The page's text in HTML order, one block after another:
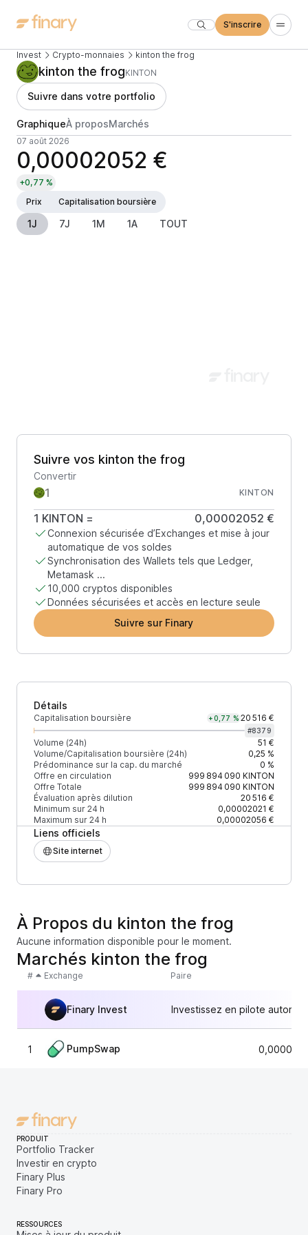
S'inscrire
Invest Crypto-monnaies kinton the frog
kinton the frogKINTON
Suivre dans votre portfolio
GraphiqueÀ proposMarchés
07 août 2026
0,00002052 €
+0,77 %
Prix
Capitalisation boursière
1J 7J 1M 1A TOUT
Suivre vos kinton the frog
Convertir
KINTON
1 KINTON = 0,00002052 €
Connexion sécurisée d’Exchanges et mise à jour
automatique de vos soldes
Synchronisation des Wallets tels que Ledger,
Metamask ...
10,000 cryptos disponibles
Données sécurisées et accès en lecture seule
Suivre sur Finary
Détails
Capitalisation boursière +0,77 % 20 516 €
#8379
Volume (24h)
51 €
Volume/Capitalisation boursière (24h)
0,25 %
Prédominance sur la cap. du marché
0 %
Offre en circulation
999 894 090 KINTON
Offre Totale
999 894 090 KINTON
Évaluation après dilution
20 516 €
Minimum sur 24 h
0,00002021 €
Maximum sur 24 h
0,00002056 €
Liens officiels
Site internet
À Propos du kinton the frog
Aucune information disponible pour le moment.
Marchés kinton the frog
# Exchange Paire
Finary Invest Investissez en pilote
1 PumpSwap
PRODUIT
Portfolio Tracker
Investir en crypto
Finary Plus
Finary Pro
RESSOURCES